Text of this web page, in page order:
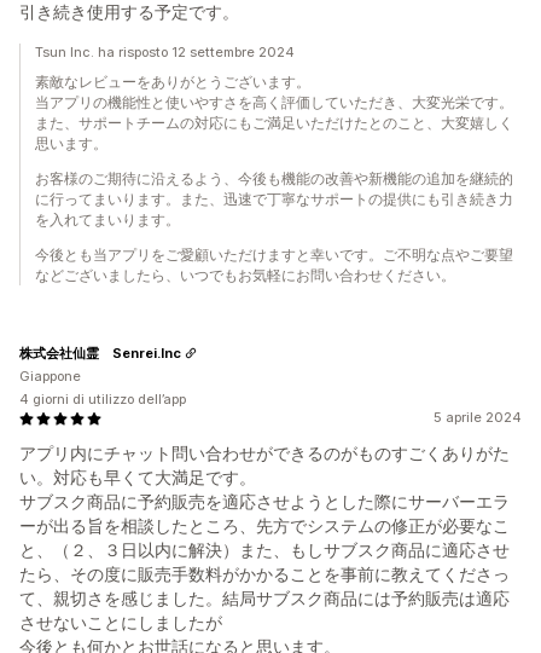
引き続き使用する予定です。
Tsun Inc. ha risposto 12 settembre 2024
素敵なレビューをありがとうございます。
当アプリの機能性と使いやすさを高く評価していただき、大変光栄です。
また、サポートチームの対応にもご満足いただけたとのこと、大変嬉しく
思います。
お客様のご期待に沿えるよう、今後も機能の改善や新機能の追加を継続的
に行ってまいります。また、迅速で丁寧なサポートの提供にも引き続き力
を入れてまいります。
今後とも当アプリをご愛顧いただけますと幸いです。ご不明な点やご要望
などございましたら、いつでもお気軽にお問い合わせください。
5 aprile 2024
アプリ内にチャット問い合わせができるのがものすごくありがた
い。対応も早くて大満足です。
サブスク商品に予約販売を適応させようとした際にサーバーエラ
ーが出る旨を相談したところ、先方でシステムの修正が必要なこ
と、（２、３日以内に解決）また、もしサブスク商品に適応させ
たら、その度に販売手数料がかかることを事前に教えてくださっ
て、親切さを感じました。結局サブスク商品には予約販売は適応
させないことにしましたが
今後とも何かとお世話になると思います。
株式会社仙霊 Senrei.Inc
Giappone
4 giorni di utilizzo dell’app